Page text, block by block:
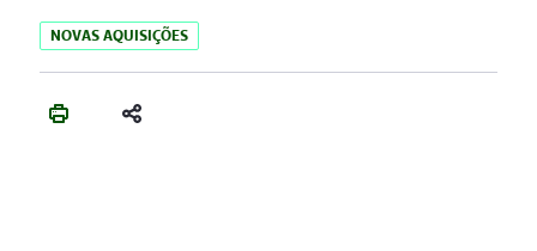
NOVAS AQUISIÇÕES